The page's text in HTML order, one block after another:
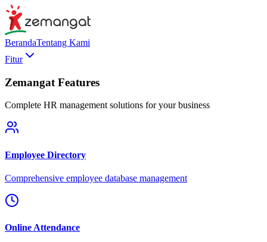
BerandaTentang Kami
Fitur
Zemangat Features
Complete HR management solutions for your business
Employee Directory
Comprehensive employee database management
Online Attendance